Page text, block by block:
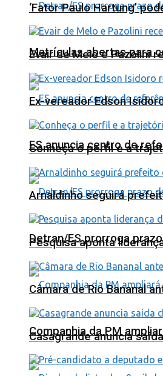
Matrículas abertas para
ES anuncia centro de
Detran/ES prorroga
Companhia da PM
‘Fator Paulo Hartung’
Evair de Melo e Pazolini
Ex-vereador Edson
Conheça o perfil e a
Arnaldinho seguirá
Pesquisa aponta
Câmara de Rio Bananal
Casagrande anuncia